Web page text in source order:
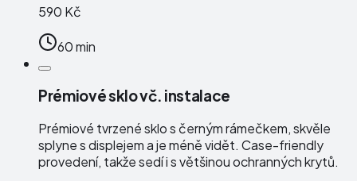
590 Kč
60 min
Prémiové sklo vč. instalace
Prémiové tvrzené sklo s černým rámečkem, skvěle
splyne s displejem a je méně vidět. Case-friendly
provedení, takže sedí i s většinou ochranných krytů.